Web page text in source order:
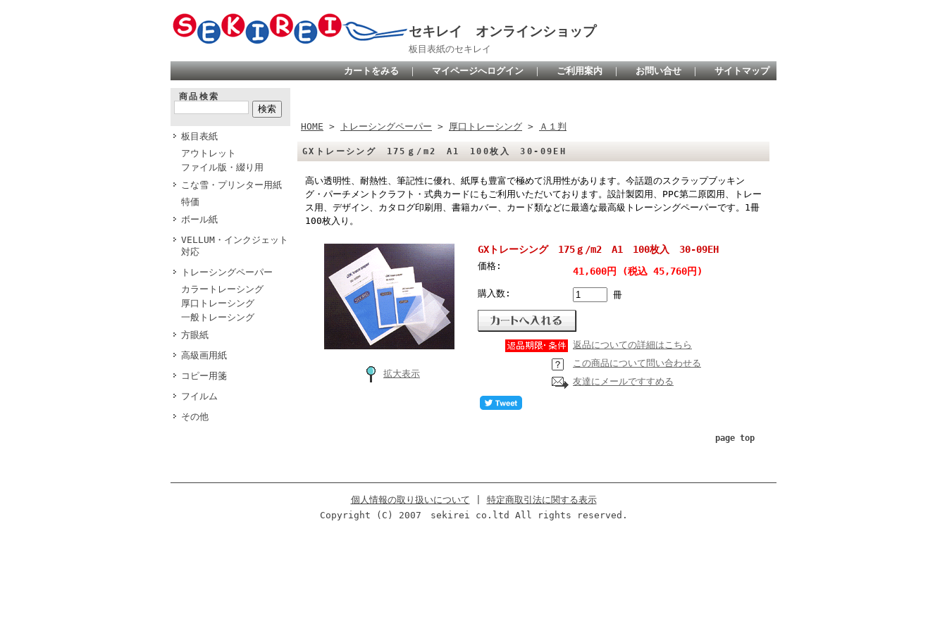
セキレイ オンラインショップ
板目表紙のセキレイ
カートをみる ｜ マイページへログイン ｜ ご利用案内 ｜ お問い合せ ｜ サイトマップ
商品検索
板目表紙
アウトレット
ファイル版・綴り用
こな雪・プリンター用紙
特価
ボール紙
VELLUM・インクジェット
対応
トレーシングペーパー
カラートレーシング
厚口トレーシング
一般トレーシング
方眼紙
高級画用紙
コピー用箋
フイルム
その他
HOME > トレーシングペーパー > 厚口トレーシング > Ａ１判
GXトレーシング 175ｇ/m2 A1 100枚入 30-09EH
高い透明性、耐熱性、筆記性に優れ、紙厚も豊富で極めて汎用性があります。今話題のスクラップブッキン
グ・パーチメントクラフト・式典カードにもご利用いただいております。設計製図用、PPC第二原図用、トレー
ス用、デザイン、カタログ印刷用、書籍カバー、カード類などに最適な最高級トレーシングペーパーです。1冊
100枚入り。
拡大表示
GXトレーシング 175ｇ/m2 A1 100枚入 30-09EH
価格: 41,600円 (税込 45,760円)
購入数: 冊
返品についての詳細はこちら
この商品について問い合わせる
友達にメールですすめる
page top
個人情報の取り扱いについて
特定商取引法に関する表示
Copyright (C) 2007 sekirei co.ltd All rights reserved.